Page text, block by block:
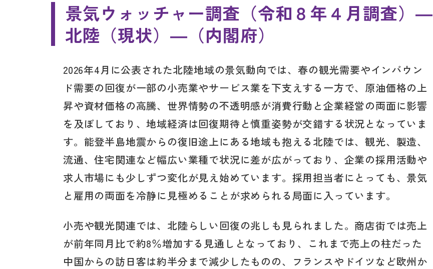
景気ウォッチャー調査（令和８年４月調査）―
北陸（現状）―（内閣府）
2026年4月に公表された北陸地域の景気動向では、春の観光需要やインバウン
ド需要の回復が一部の小売業やサービス業を下支えする一方で、原油価格の上
昇や資材価格の高騰、世界情勢の不透明感が消費行動と企業経営の両面に影響
を及ぼしており、地域経済は回復期待と慎重姿勢が交錯する状況となっていま
す。能登半島地震からの復旧途上にある地域も抱える北陸では、観光、製造、
流通、住宅関連など幅広い業種で状況に差が広がっており、企業の採用活動や
求人市場にも少しずつ変化が見え始めています。採用担当者にとっても、景気
と雇用の両面を冷静に見極めることが求められる局面に入っています。
小売や観光関連では、北陸らしい回復の兆しも見られました。商店街では売上
が前年同月比で約8％増加する見通しとなっており、これまで売上の柱だった
中国からの訪日客は約半分まで減少したものの、フランスやドイツなど欧州か